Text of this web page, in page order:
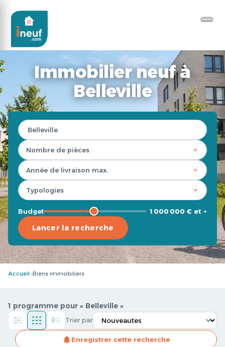
Immobilier neuf à
Belleville
Budget 1 000 000 € et +
Lancer la recherche
Accueil Biens immobiliers
1 programme pour « Belleville »
Enregistrer cette recherche
Trier par